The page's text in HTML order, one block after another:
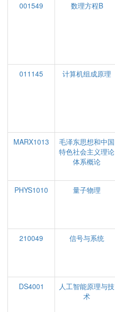
001549
数理方程B
011145
计算机组成原理
MARX1013
毛泽东思想和中国
特色社会主义理论
体系概论
PHYS1010
量子物理
210049
信号与系统
DS4001
人工智能原理与技
术